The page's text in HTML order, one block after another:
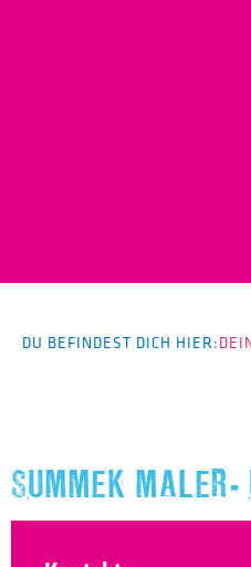
DU BEFINDEST DICH HIER:
SUMMEK MALER-